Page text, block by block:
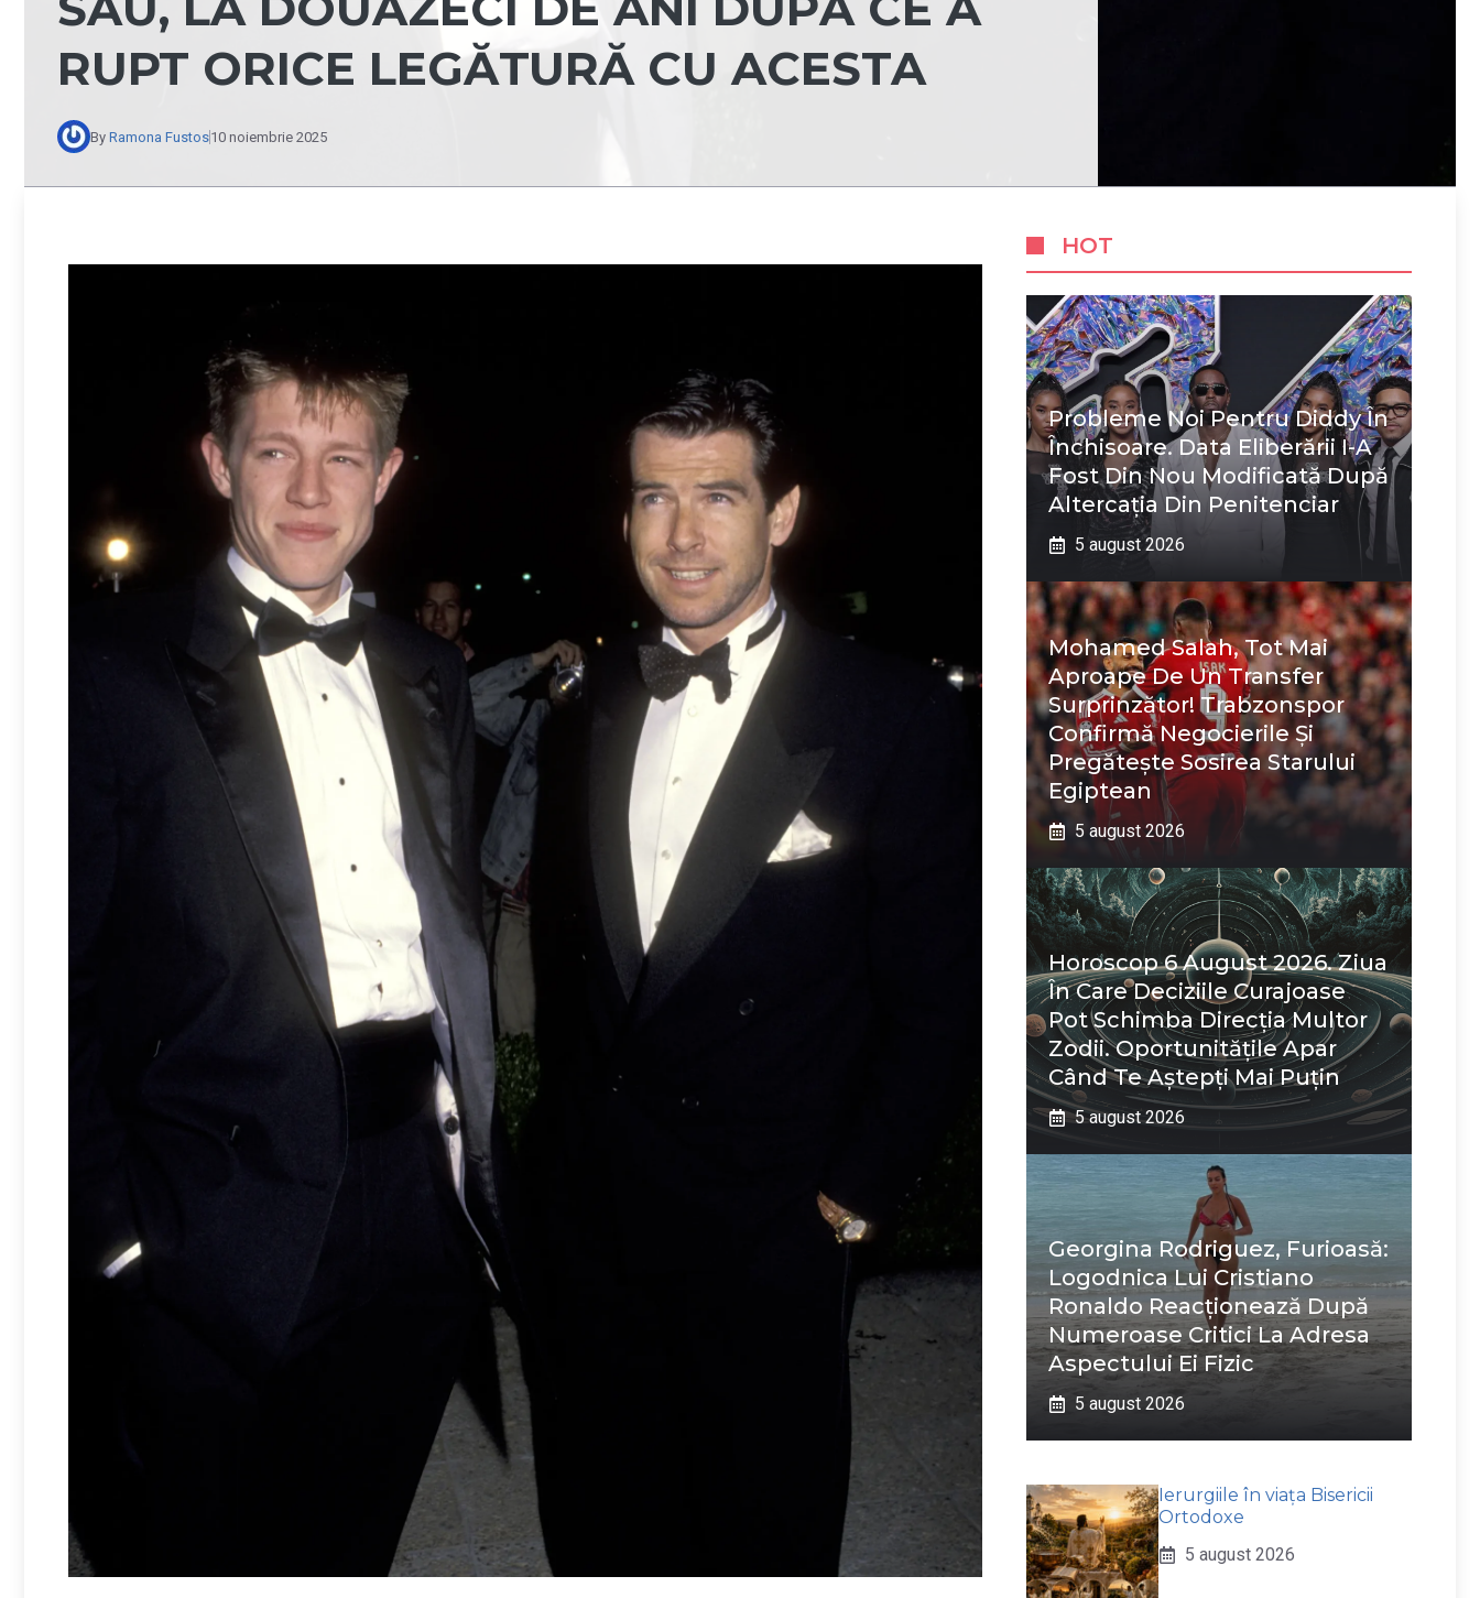
RUPT ORICE LEGĂTURĂ CU ACESTA
By Ramona Fustos10 noiembrie 2025
HOT
Probleme Noi Pentru Diddy În
Închisoare. Data Eliberării I-A
Fost Din Nou Modificată După
Altercația Din Penitenciar
5 august 2026
Mohamed Salah, Tot Mai
Aproape De Un Transfer
Surprinzător! Trabzonspor
Confirmă Negocierile Și
Pregătește Sosirea Starului
Egiptean
5 august 2026
Horoscop 6 August 2026. Ziua
În Care Deciziile Curajoase
Pot Schimba Direcția Multor
Zodii. Oportunitățile Apar
Când Te Aștepți Mai Puțin
5 august 2026
Georgina Rodriguez, Furioasă:
Logodnica Lui Cristiano
Ronaldo Reacționează După
Numeroase Critici La Adresa
Aspectului Ei Fizic
5 august 2026
Ierurgiile în viața Bisericii
Ortodoxe
5 august 2026